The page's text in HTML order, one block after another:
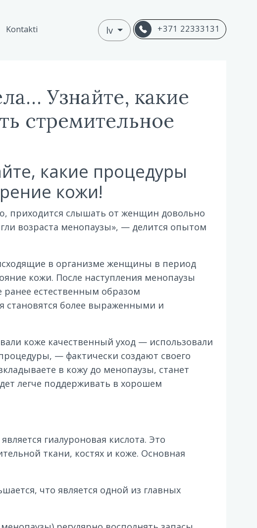
Kontakti lv +371 22333131
Узнайте, какие
стремительное
какие процедуры
кожи!
приходится слышать от женщин довольно
возраста менопаузы», — делится опытом
в организме женщины в период
кожи. После наступления менопаузы
естественным образом
становятся более выраженными и
коже качественный уход — использовали
— фактически создают своего
в кожу до менопаузы, станет
легче поддерживать в хорошем
гиалуроновая кислота. Это
ткани, костях и коже. Основная
что является одной из главных